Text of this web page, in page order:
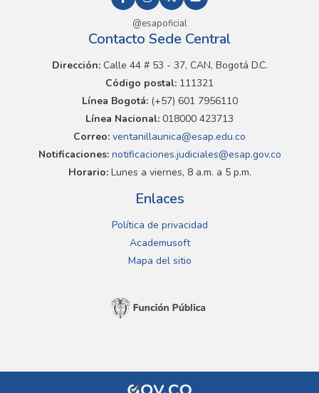
@esapoficial
Contacto Sede Central
Dirección:Calle 44 # 53 - 37, CAN, Bogotá D.C.
Código postal: 111321
Línea Bogotá:(+57) 601 7956110
Línea Nacional: 018000 423713
Correo: ventanillaunica@esap.edu.co
Notificaciones:notificaciones.judiciales@esap.gov.co
Horario:Lunes a viernes, 8 a.m. a 5 p.m.
Enlaces
Política de privacidad
Academusoft
Mapa del sitio